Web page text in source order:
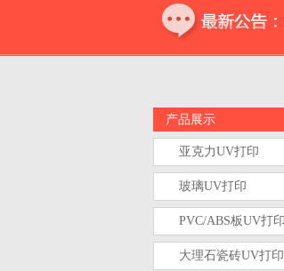
口UV打印加工 闸北UV打印加工 普陀UV打印加工 静
产品展示
亚克力UV打印
玻璃UV打印
PVC/ABS板UV打印
大理石瓷砖UV打印